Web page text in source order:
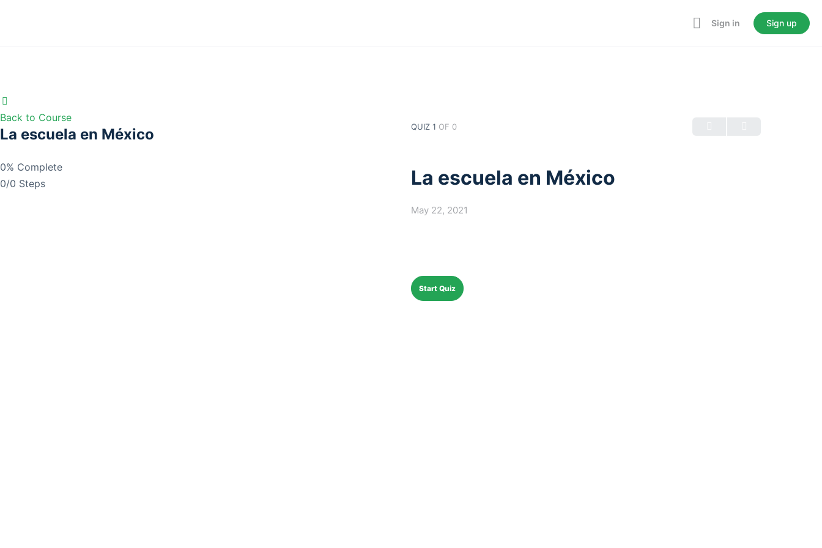
Sign in Sign up
Back to Course
La escuela en México
0% Complete
0/0 Steps
QUIZ 1 OF 0
La escuela en México
May 22, 2021